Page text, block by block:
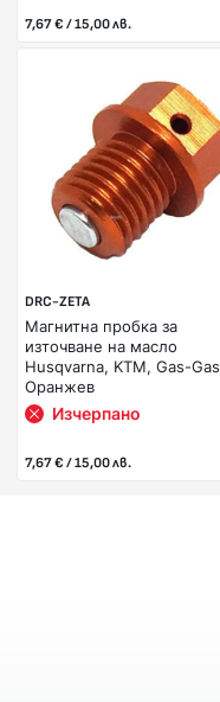
7,67 € / 15,00 лв.
DRC-ZETA
Магнитна пробка за
източване на масло
Husqvarna, KTM, Gas-Gas
Оранжев
Изчерпано
7,67 € / 15,00 лв.